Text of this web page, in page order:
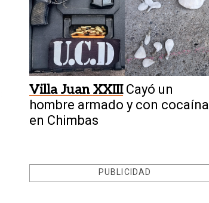
Villa Juan XXIII Cayó un
hombre armado y con cocaína
en Chimbas
PUBLICIDAD